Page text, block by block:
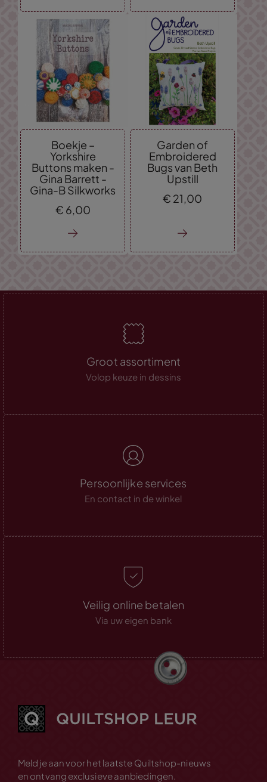
Boekje –
Yorkshire
Buttons maken -
Gina Barrett -
Gina-B Silkworks
€ 6, 00
Garden of
Embroidered
Bugs van Beth
Upstill
€ 21, 00
Groot assortiment
Volop keuze in dessins
Persoonlijke services
En contact in de winkel
Veilig online betalen
Via uw eigen bank
Meld je aan voor het laatste Quiltshop-nieuws
en ontvang exclusieve aanbiedingen.